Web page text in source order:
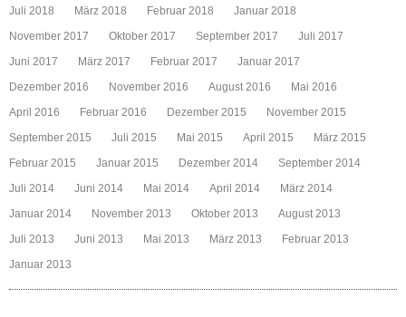
Juli 2018
März 2018 Februar 2018
Januar 2018
November 2017
Oktober 2017 September 2017
Juli 2017
Juni 2017
März 2017 Februar 2017
Januar 2017
Dezember 2016
November 2016 August 2016
Mai 2016
April 2016
Februar 2016 Dezember 2015
November 2015
September 2015
Juli 2015 Mai 2015 April 2015
März 2015
Februar 2015
Januar 2015 Dezember 2014
September 2014
Juli 2014
Juni 2014 Mai 2014 April 2014
März 2014
Januar 2014
November 2013 Oktober 2013
August 2013
Juli 2013
Juni 2013 Mai 2013 März 2013
Februar 2013
Januar 2013